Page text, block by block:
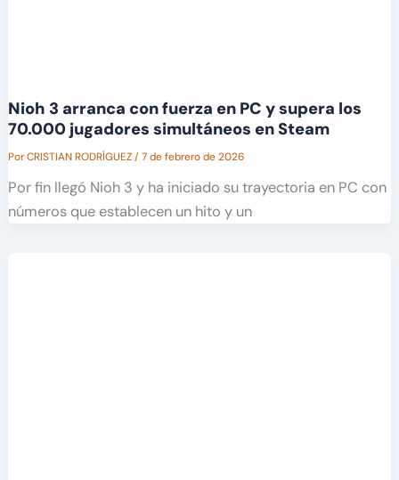
Nioh 3 arranca con fuerza en PC y supera los
70.000 jugadores simultáneos en Steam
PorCRISTIAN RODRÍGUEZ/7 de febrero de 2026
Por fin llegó Nioh 3 y ha iniciado su trayectoria en PC con
números que establecen un hito y un